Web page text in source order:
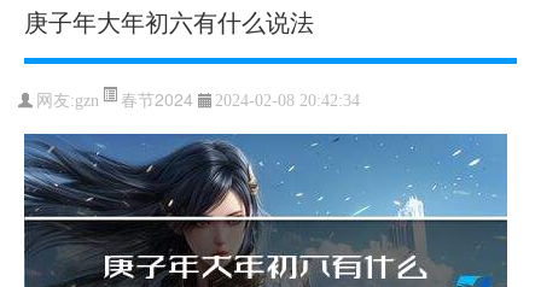
庚子年大年初六有什么说法
网友:gzn 春节2024 2024-02-08 20:42:34